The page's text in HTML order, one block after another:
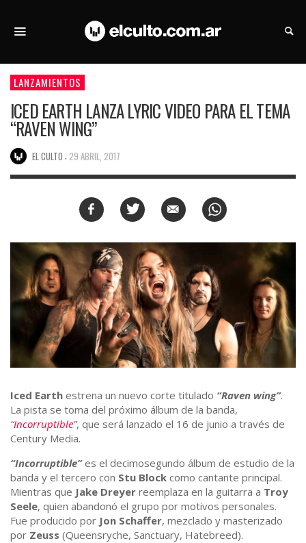
LANZAMIENTOS
ICED EARTH LANZA LYRIC VIDEO PARA EL TEMA
“RAVEN WING”
EL CULTO 29 ABRIL, 2017
Iced Earth estrena un nuevo corte titulado “Raven wing”.
La pista se toma del próximo álbum de la banda,
“Incorruptible”, que será lanzado el 16 de junio a través de
Century Media.
“Incorruptible”es el decimosegundo álbum de estudio de la
banda y el tercero con Stu Block como cantante principal.
Mientras que Jake Dreyer reemplaza en la guitarra a Troy
Seele, quien abandonó el grupo por motivos personales.​
Fue producido por Jon Schaffer, mezclado y masterizado
por Zeuss (Queensryche, Sanctuary, Hatebreed).